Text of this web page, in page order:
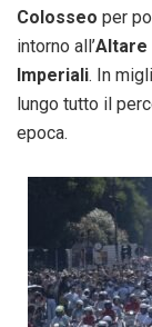
Colosseo per
intorno all’Altare
Imperiali. In
lungo tutto il
epoca.